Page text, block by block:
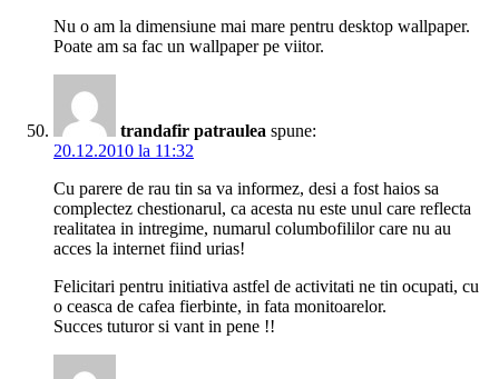
Nu o am la dimensiune mai mare pentru desktop wallpaper.
Poate am sa fac un wallpaper pe viitor.
trandafir patraulea spune:
20.12.2010 la 11:32
Cu parere de rau tin sa va informez, desi a fost haios sa
complectez chestionarul, ca acesta nu este unul care reflecta
realitatea in intregime, numarul columbofililor care nu au
acces la internet fiind urias!
Felicitari pentru initiativa astfel de activitati ne tin ocupati, cu
o ceasca de cafea fierbinte, in fata monitoarelor.
Succes tuturor si vant in pene !!